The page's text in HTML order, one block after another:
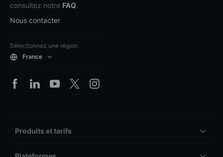
consultez notre FAQ.
Nous contacter
Sélectionnez une région
France
Produits et tarifs